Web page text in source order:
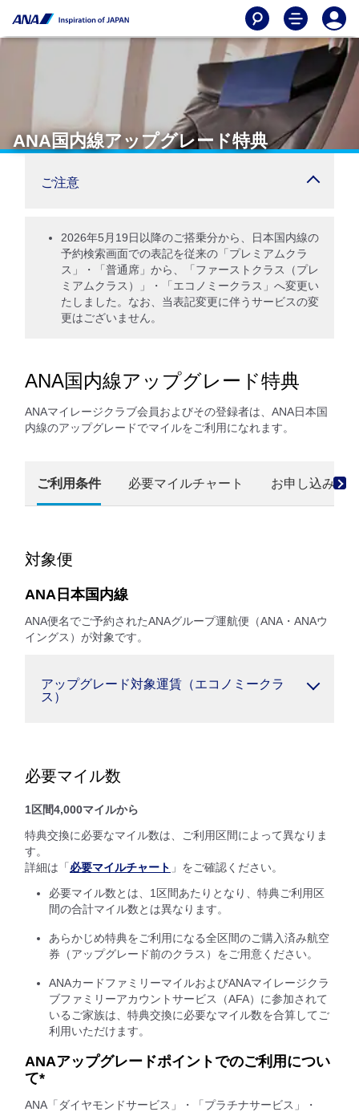
ANA国内線アップグレード特典
ご注意
2026年5月19日以降のご搭乗分から、日本国内線の
予約検索画面での表記を従来の「プレミアムクラ
ス」・「普通席」から、「ファーストクラス（プレ
ミアムクラス）」・「エコノミークラス」へ変更い
たしました。なお、当表記変更に伴うサービスの変
更はございません。
ANA国内線アップグレード特典
ANAマイレージクラブ会員およびその登録者は、ANA日本国
内線のアップグレードでマイルをご利用になれます。
ご利用条件 必要マイルチャート お申し込み方
対象便
ANA日本国内線
ANA便名でご予約されたANAグループ運航便（ANA・ANAウ
イングス）が対象です。
アップグレード対象運賃（エコノミークラ
ス）
必要マイル数
1区間4,000マイルから
特典交換に必要なマイル数は、ご利用区間によって異なりま
す。
詳細は「 必要マイルチャート 」をご確認ください。
必要マイル数とは、1区間あたりとなり、特典ご利用区
間の合計マイル数とは異なります。
あらかじめ特典をご利用になる全区間のご購入済み航空
券（アップグレード前のクラス）をご用意ください。
ANAカードファミリーマイルおよびANAマイレージクラ
ブファミリーアカウントサービス（AFA）に参加されて
いるご家族は、特典交換に必要なマイル数を合算してご
利用いただけます。
ANAアップグレードポイントでのご利用につい
て*
ANA「ダイヤモンドサービス」・「プラチナサービス」・